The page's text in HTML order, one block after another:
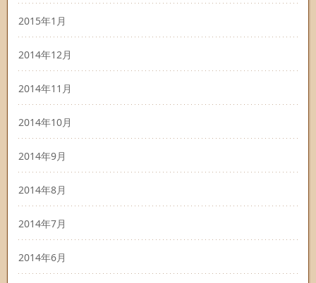
2015年1月
2014年12月
2014年11月
2014年10月
2014年9月
2014年8月
2014年7月
2014年6月